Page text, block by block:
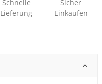
Schnelle
Lieferung
Sicher
Einkaufen